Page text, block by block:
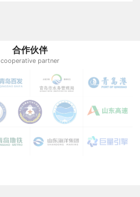
合作伙伴
cooperative partner